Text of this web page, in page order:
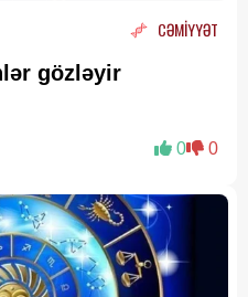
CƏMİYYƏT
gözləyir
0 0